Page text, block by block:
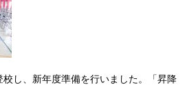
し、新年度準備を行いました。「昇降